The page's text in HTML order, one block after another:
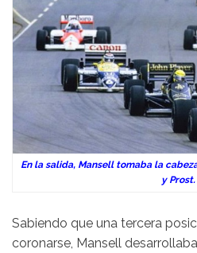
En la salida, Mansell tomaba la
y Prost.
Sabiendo que una tercera
coronarse, Mansell